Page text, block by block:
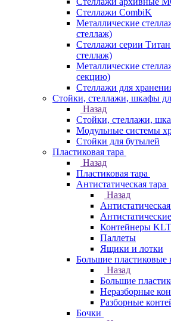
Стеллажи CombiK
Металлические
стеллаж)
Стеллажи серии
стеллаж)
Металлические
секцию)
Стеллажи для
Стойки, стеллажи, шкафы
Назад
Стойки, стеллажи,
Модульные системы
Стойки для бутылей
Пластиковая тара
Назад
Пластиковая тара
Антистатическая тара
Назад
Антистатическая
Контейнеры
Паллеты
Ящики и лотки
Большие пластиковые
Назад
Большие
Неразборные
Разборные
Бочки